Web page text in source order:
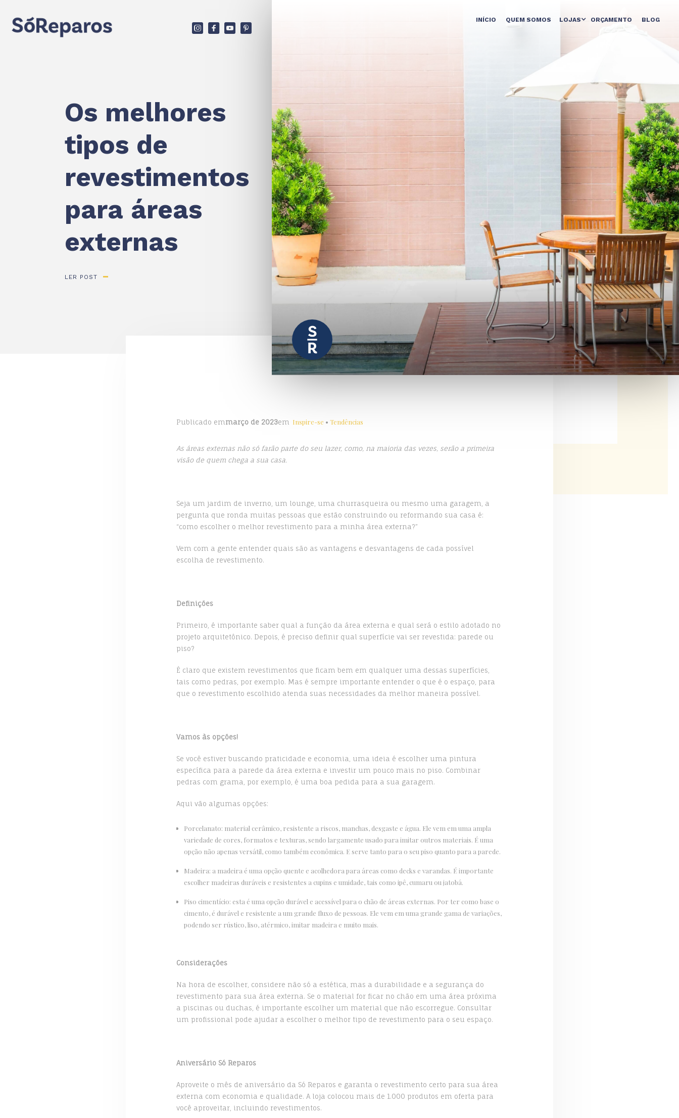
v
ù
F
d
INÍCIO QUEM SOMOS LOJAS ORÇAMENTO BLOG
Os melhores
tipos de
revestimentos
para áreas
externas
LER POST
Publicado emmarço de 2023em Inspire-se • Tendências
As áreas externas não só farão parte do seu lazer, como, na maioria das vezes, serão a primeira
visão de quem chega a sua casa.
Seja um jardim de inverno, um lounge, uma churrasqueira ou mesmo uma garagem, a
pergunta que ronda muitas pessoas que estão construindo ou reformando sua casa é:
“como escolher o melhor revestimento para a minha área externa?”
Vem com a gente entender quais são as vantagens e desvantagens de cada possível
escolha de revestimento.
Definições
Primeiro, é importante saber qual a função da área externa e qual será o estilo adotado no
projeto arquitetônico. Depois, é preciso definir qual superfície vai ser revestida: parede ou
piso?
É claro que existem revestimentos que ficam bem em qualquer uma dessas superfícies,
tais como pedras, por exemplo. Mas é sempre importante entender o que é o espaço, para
que o revestimento escolhido atenda suas necessidades da melhor maneira possível.
Vamos às opções!
Se você estiver buscando praticidade e economia, uma ideia é escolher uma pintura
específica para a parede da área externa e investir um pouco mais no piso. Combinar
pedras com grama, por exemplo, é uma boa pedida para a sua garagem.
Aqui vão algumas opções:
Porcelanato: material cerâmico, resistente a riscos, manchas, desgaste e água. Ele vem em uma ampla
variedade de cores, formatos e texturas, sendo largamente usado para imitar outros materiais. É uma
opção não apenas versátil, como também econômica. E serve tanto para o seu piso quanto para a parede.
Madeira: a madeira é uma opção quente e acolhedora para áreas como decks e varandas. É importante
escolher madeiras duráveis e resistentes a cupins e umidade, tais como ipê, cumaru ou jatobá.
Piso cimentício: esta é uma opção durável e acessível para o chão de áreas externas. Por ter como base o
cimento, é durável e resistente a um grande fluxo de pessoas. Ele vem em uma grande gama de variações,
podendo ser rústico, liso, atérmico, imitar madeira e muito mais.
Considerações
Na hora de escolher, considere não só a estética, mas a durabilidade e a segurança do
revestimento para sua área externa. Se o material for ficar no chão em uma área próxima
a piscinas ou duchas, é importante escolher um material que não escorregue. Consultar
um profissional pode ajudar a escolher o melhor tipo de revestimento para o seu espaço.
Aniversário Só Reparos
Aproveite o mês de aniversário da Só Reparos e garanta o revestimento certo para sua área
externa com economia e qualidade. A loja colocou mais de 1.000 produtos em oferta para
você aproveitar, incluindo revestimentos.